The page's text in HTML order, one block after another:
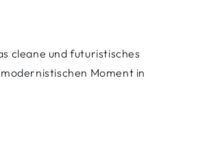
cleane und futuristisches
Moment in